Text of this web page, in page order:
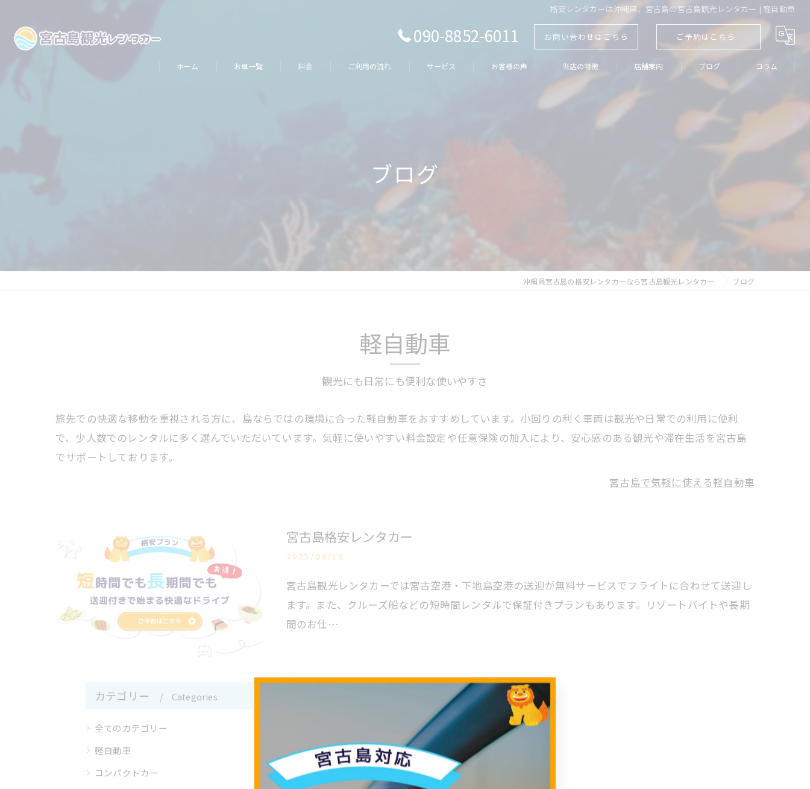
格安レンタカーは沖縄県、宮古島の宮古島観光レンタカー | 軽自動車
090-8852-6011 お問い合わせはこちら ご予約はこちら
ホーム お車一覧 料金 ご利用の流れ サービス お客様の声 当店の特徴
軽自動車
店舗案内 ブログ コラム
ブログ
沖縄県宮古島の格安レンタカーなら宮古島観光レンタカー ブログ
軽自動車
観光にも日常にも便利な使いやすさ
旅先での快適な移動を重視される方に、島ならではの環境に合った軽自動車をおすすめしています。小回りの利く車両は観光や日常での利用に便利
で、少人数でのレンタルに多く選んでいただいています。気軽に使いやすい料金設定や任意保険の加入により、安心感のある観光や滞在生活を宮古島
でサポートしております。
宮古島で気軽に使える軽自動車
宮古島格安レンタカー
2025/09/19
宮古島観光レンタカーでは宮古空港・下地島空港の送迎が無料サービスでフライトに合わせて送迎し
ます。また、クルーズ船などの短時間レンタルで保証付きプランもあります。リゾートバイトや長期
間のお仕…
カテゴリー Categories
全てのカテゴリー
軽自動車
コンパクトカー